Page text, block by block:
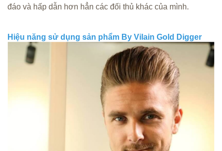
đáo và hấp dẫn hơn hẳn các đối thủ khác của mình.
Hiệu năng sử dụng sản phẩm By Vilain Gold Digger